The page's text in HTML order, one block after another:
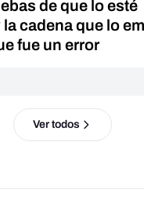
de que lo esté
cadena que lo
fue un error
Ver todos